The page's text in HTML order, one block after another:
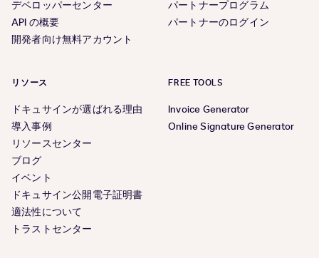
デベロッパーセンター
API の概要
開発者向け無料アカウント
パートナープログラム
パートナーのログイン
リソース
ドキュサインが選ばれる理由
導入事例
リソースセンター
ブログ
イベント
ドキュサイン公開電子証明書
適法性について
トラストセンター
FREE TOOLS
Invoice Generator
Online Signature Generator